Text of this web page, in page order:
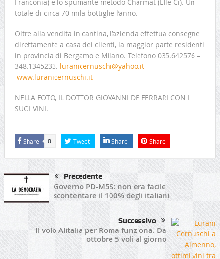
Franconia) e lo spumante metodo Charmat (Elle Ci). Un
totale di circa 70 mila bottiglie l’anno.
Oltre alla vendita in cantina, l’azienda effettua consegne
direttamente a casa dei clienti, la maggior parte residenti
in provincia di Bergamo e Milano. Telefono 035.642576 –
348.1345233. luranicernuschi@yahoo.it–
www.luranicernuschi.it
NELLA FOTO, IL DOTTOR GIOVANNI DE FERRARI CON I
SUOI VINI.
Share 0 Tweet Share Share
Precedente
Governo PD-M5S: non era facile
scontentare il 100% degli italiani
Successivo
Il volo Alitalia per Roma funziona. Da
ottobre 5 voli al giorno